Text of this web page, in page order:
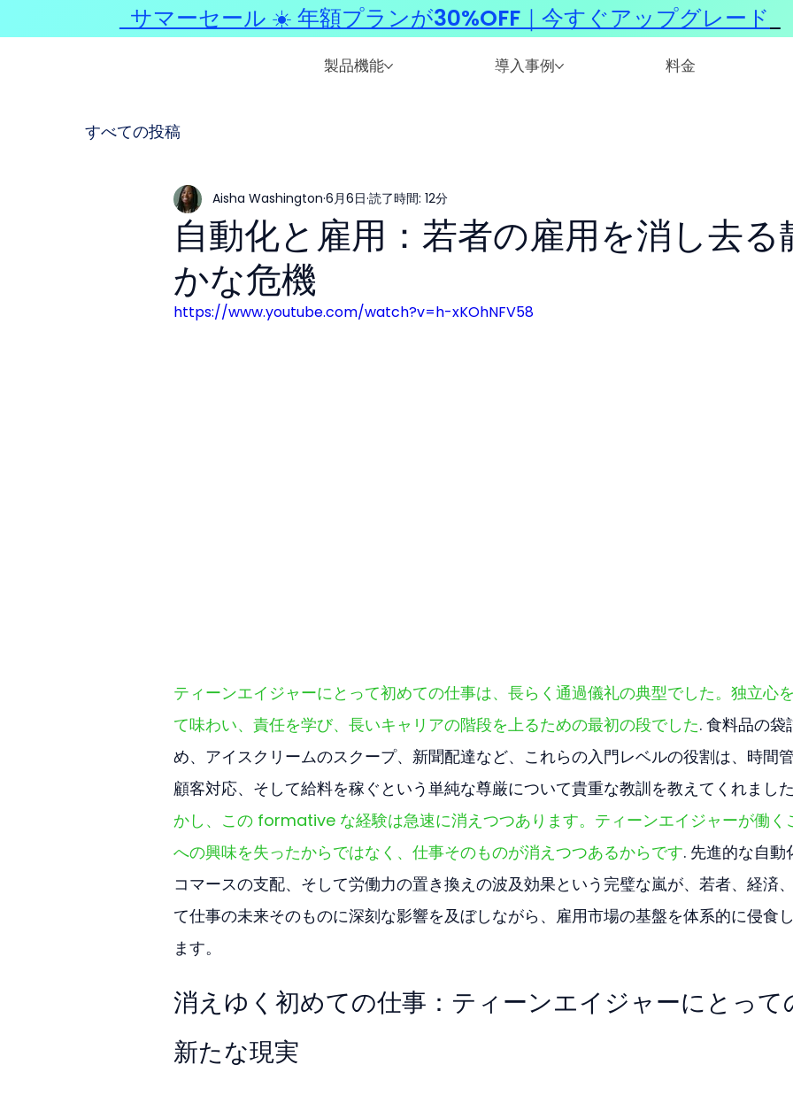
製品機能 導入事例 料金
すべての投稿
自動化と雇用：若者の雇用を消し去る
かな危機
Aisha Washington 6月6日 読了時間: 12分
https://www.youtube.com/watch?v=h-xKOhNFV58
ティーンエイジャーにとって初めての仕事は、長らく通過儀礼の典型でした。独立心
て味わい、責任を学び、長いキャリアの階段を上るための最初の段でした. 食料品の袋
め、アイスクリームのスクープ、新聞配達など、これらの入門レベルの役割は、時間
顧客対応、そして給料を稼ぐという単純な尊厳について貴重な教訓を教えてくれまし
かし、この formative な経験は急速に消えつつあります。ティーンエイジャーが働く
への興味を失ったからではなく、仕事そのものが消えつつあるからです. 先進的な自動
コマースの支配、そして労働力の置き換えの波及効果という完璧な嵐が、若者、経済
て仕事の未来そのものに深刻な影響を及ぼしながら、雇用市場の基盤を体系的に侵食
ます。
消えゆく初めての仕事：ティーンエイジャーにとって
新たな現実
サマーセール ☀️ 年額プランが30%OFF｜今すぐアップグレード